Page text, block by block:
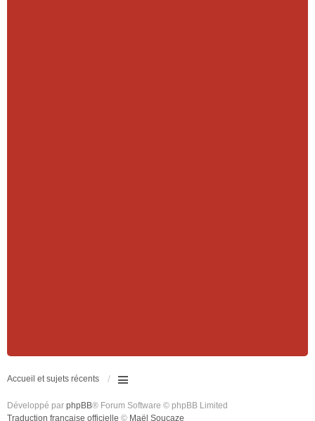
Accueil et sujets récents
Développé par phpBB® Forum Software © phpBB Limited
Traduction française officielle © Maël Soucaze